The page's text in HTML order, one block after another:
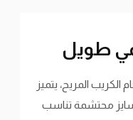
طويل
المريح، يتميز
سايز محتشمة تناسب